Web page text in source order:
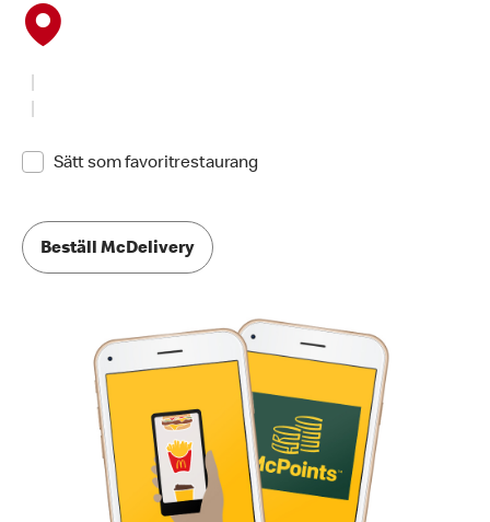
Sätt som favoritrestaurang
Beställ McDelivery